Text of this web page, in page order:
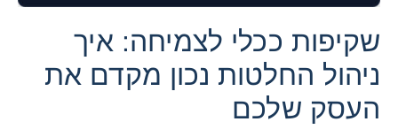
שקיפות ככלי לצמיחה: איך
ניהול החלטות נכון מקדם את
העסק שלכם